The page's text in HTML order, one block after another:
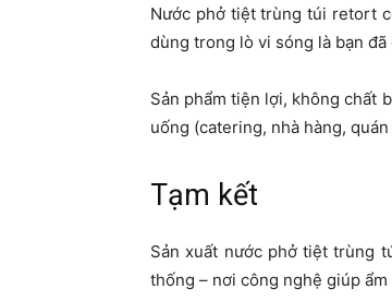
Nước phở tiệt trùng túi retort
dùng trong lò vi sóng là bạn
Sản phẩm tiện lợi, không chất
uống (catering, nhà hàng,
Tạm kết
Sản xuất nước phở tiệt trùng
thống – nơi công nghệ giúp